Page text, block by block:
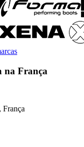
na França
França